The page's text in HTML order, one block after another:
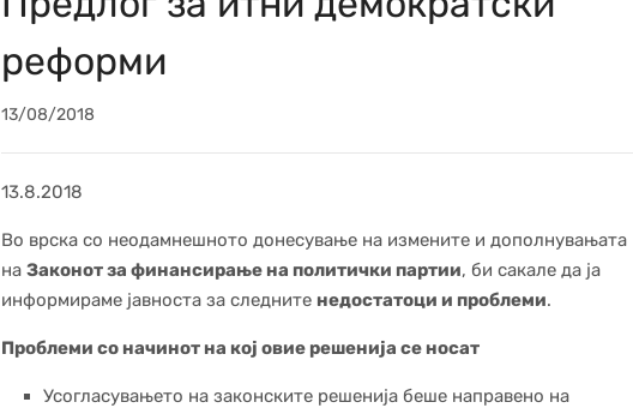
реформи
13/08/2018
13.8.2018
Во врска со неодамнешното донесување на измените и дополнувањата
на Законот за финансирање на политички партии, би сакале да ја
информираме јавноста за следните недостатоци и проблеми.
Проблеми со начинот на кој овие решенија се носат
Усогласувањето на законските решенија беше направено на